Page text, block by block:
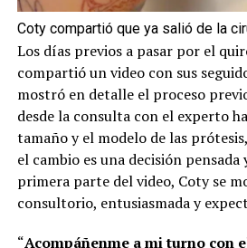
Coty compartió que ya salió de la
Los días previos a pasar por el
compartió un video con sus
mostró en detalle el proceso
desde la consulta con el experto
tamaño y el modelo de las
el cambio es una decisión pensada
primera parte del video, Coty se
consultorio, entusiasmada y
“Acompáñenme a mi turno con